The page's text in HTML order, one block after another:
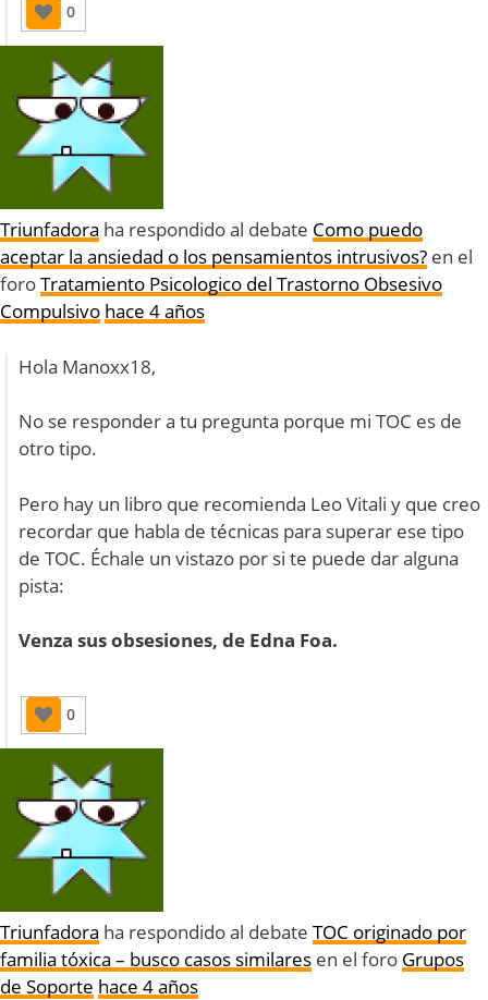
0
Triunfadora ha respondido al debate Como puedo
aceptar la ansiedad o los pensamientos intrusivos? en el
foroTratamiento Psicologico del Trastorno Obsesivo
Compulsivo hace 4 años
Hola Manoxx18,
No se responder a tu pregunta porque mi TOC es de
otro tipo.
Pero hay un libro que recomienda Leo Vitali y que creo
recordar que habla de técnicas para superar ese tipo
de TOC. Échale un vistazo por si te puede dar alguna
pista:
Venza sus obsesiones, de Edna Foa.
0
Triunfadora ha respondido al debate TOC originado por
familia tóxica – busco casos similares en el foro Grupos
de Soporte hace 4 años